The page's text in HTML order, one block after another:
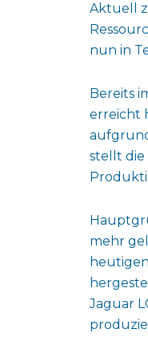
Aktuell
nun in
Bereits
erreicht
stellt die
mehr
Jaguar